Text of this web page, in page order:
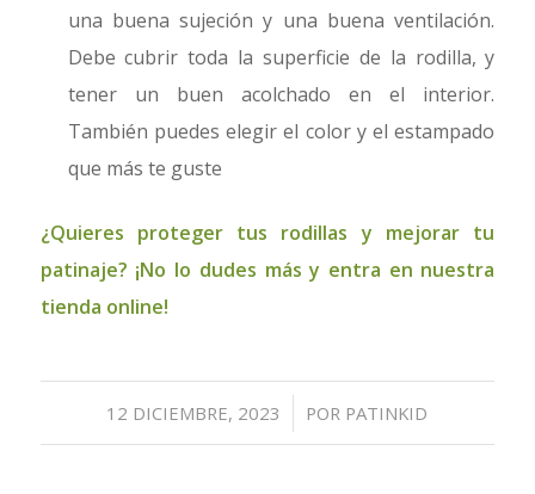
una buena sujeción y una buena ventilación.
Debe cubrir toda la superficie de la rodilla, y
tener un buen acolchado en el interior.
También puedes elegir el color y el estampado
que más te guste
¿Quieres proteger tus rodillas y mejorar tu
patinaje? ¡No lo dudes más y entra en nuestra
tienda online!
12 DICIEMBRE, 2023
/ POR PATINKID